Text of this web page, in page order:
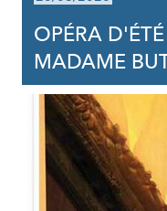
OPÉRA
MADAME